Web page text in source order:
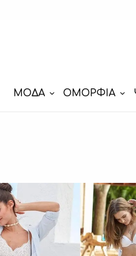
ΜΟΔΑ ΟΜΟΡΦΙΑ